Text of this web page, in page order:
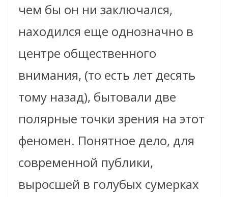
чем бы он ни заключался,
находился еще однозначно в
центре общественного
внимания, (то есть лет десять
тому назад), бытовали две
полярные точки зрения на этот
феномен. Понятное дело, для
современной публики,
выросшей в голубых сумерках